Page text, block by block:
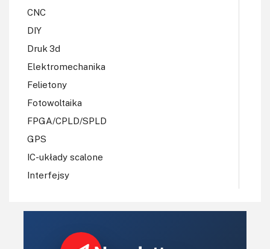
CNC
DIY
Druk 3d
Elektromechanika
Felietony
Fotowoltaika
FPGA/CPLD/SPLD
GPS
IC-układy scalone
Interfejsy
Koła Naukowe